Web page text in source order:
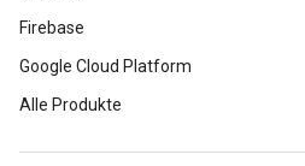
Firebase
Google Cloud Platform
Alle Produkte